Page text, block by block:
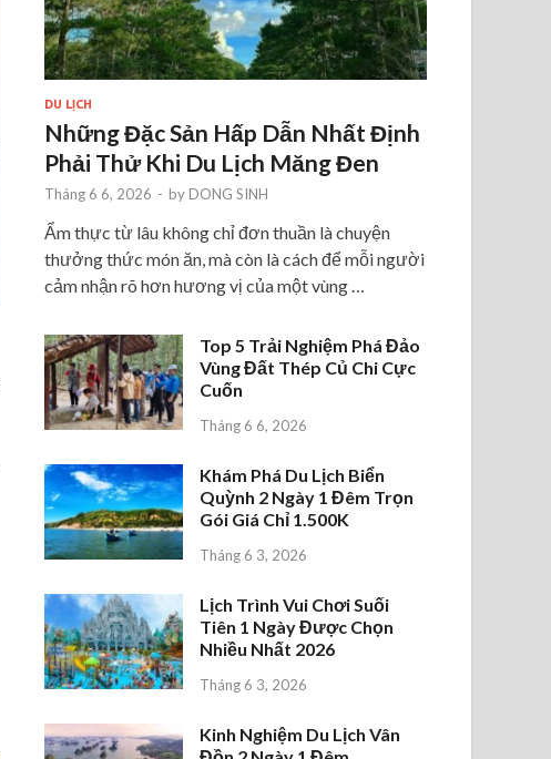
DU LỊCH
Những Đặc Sản Hấp Dẫn Nhất Định
Phải Thử Khi Du Lịch Măng Đen
Tháng 6 6, 2026 - by DONG SINH
Ẩm thực từ lâu không chỉ đơn thuần là chuyện
thưởng thức món ăn, mà còn là cách để mỗi người
cảm nhận rõ hơn hương vị của một vùng …
Top 5 Trải Nghiệm Phá Đảo
Vùng Đất Thép Củ Chi Cực
Cuốn
Tháng 6 6, 2026
Khám Phá Du Lịch Biển
Quỳnh 2 Ngày 1 Đêm Trọn
Gói Giá Chỉ 1.500K
Tháng 6 3, 2026
Lịch Trình Vui Chơi Suối
Tiên 1 Ngày Được Chọn
Nhiều Nhất 2026
Tháng 6 3, 2026
Kinh Nghiệm Du Lịch Vân